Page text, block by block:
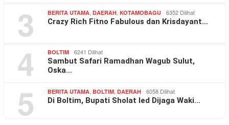
3 BERITA UTAMA DAERAH KOTAMOBAGU 6352 Dilihat
Crazy Rich Fitno Fabulous dan Krisdayant…
4 BOLTIM 6241 Dilihat
Sambut Safari Ramadhan Wagub Sulut,
Oska…
5 BERITA UTAMA BOLTIM DAERAH 6058 Dilihat
Di Boltim, Bupati Sholat Ied Dijaga Waki…